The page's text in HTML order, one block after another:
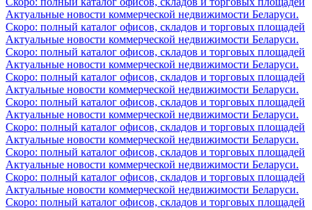
Актуальные новости коммерческой недвижимости Беларуси.
Скоро: полный каталог офисов, складов и торговых площадей
Актуальные новости коммерческой недвижимости Беларуси.
Скоро: полный каталог офисов, складов и торговых площадей
Актуальные новости коммерческой недвижимости Беларуси.
Скоро: полный каталог офисов, складов и торговых площадей
Актуальные новости коммерческой недвижимости Беларуси.
Скоро: полный каталог офисов, складов и торговых площадей
Актуальные новости коммерческой недвижимости Беларуси.
Скоро: полный каталог офисов, складов и торговых площадей
Актуальные новости коммерческой недвижимости Беларуси.
Скоро: полный каталог офисов, складов и торговых площадей
Актуальные новости коммерческой недвижимости Беларуси.
Скоро: полный каталог офисов, складов и торговых площадей
Актуальные новости коммерческой недвижимости Беларуси.
Скоро: полный каталог офисов, складов и торговых площадей